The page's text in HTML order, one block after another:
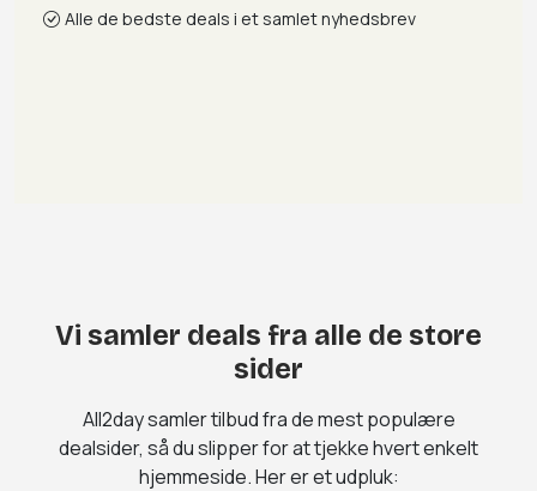
Alle de bedste deals i et samlet nyhedsbrev
Vi samler deals fra alle de store
sider
All2day samler tilbud fra de mest populære
dealsider, så du slipper for at tjekke hvert enkelt
hjemmeside. Her er et udpluk: